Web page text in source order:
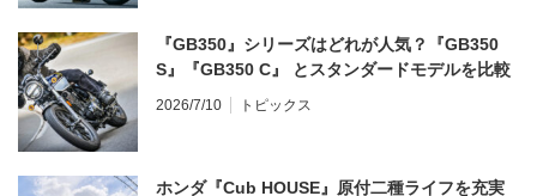
『GB350』シリーズはどれが人気？『GB350
S』『GB350 C』 とスタンダードモデルを比較
2026/7/10 トピックス
ホンダ『Cub HOUSE』原付二種ライフを充実